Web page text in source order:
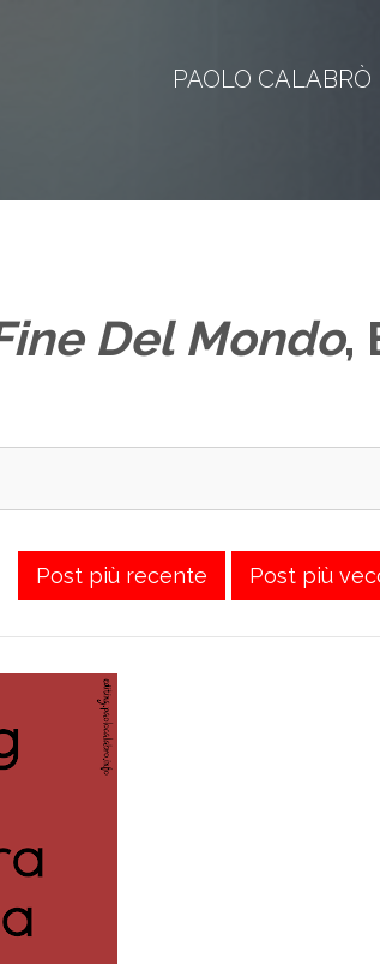
PAOLO CALABRÒ
Del Mondo,
Post più recente Post più